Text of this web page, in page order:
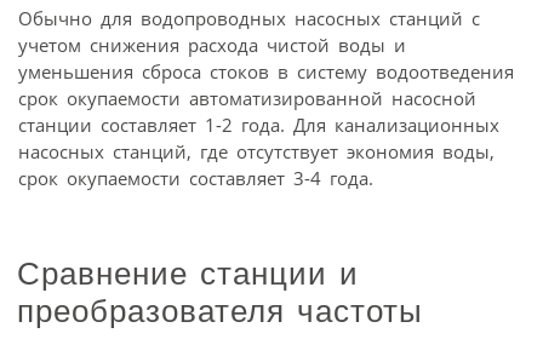
Обычно для водопроводных насосных станций с
учетом снижения расхода чистой воды и
уменьшения сброса стоков в систему водоотведения
срок окупаемости автоматизированной насосной
станции составляет 1-2 года. Для канализационных
насосных станций, где отсутствует экономия воды,
срок окупаемости составляет 3-4 года.
Сравнение станции и
преобразователя частоты